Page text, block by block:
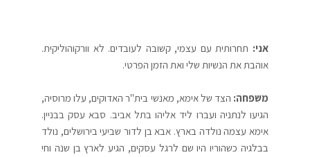
אני: תחרותית עם עצמי, קשובה לעובדים. לא וורקוהוליקית.
אוהבת את הנשיות שלי ואת הזמן הפרטי.
משפחה: הצד של אימא, מאנשי בית"ר האדוקים, עלו מרוסיה,
הגיעו לנתניה ועברו ליד אליהו בתל אביב. סבא עסק בבניין.
אימא עצמה נולדה בארץ. אבא בן לדור שביעי בירושלים, נולד
בבלגיה כשהוריו היו שם לרגל עסקים, הגיע לארץ בן שנה וחי